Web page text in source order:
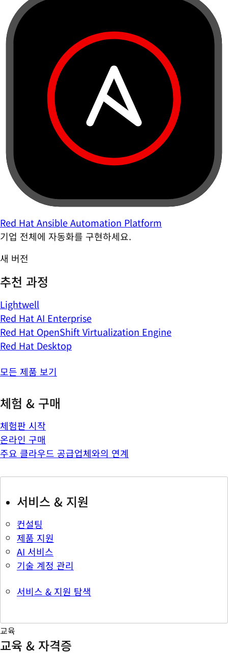
Red Hat Ansible Automation Platform
기업 전체에 자동화를 구현하세요.
새 버전
추천 과정
Lightwell
Red Hat AI Enterprise
Red Hat OpenShift Virtualization Engine
Red Hat Desktop
모든 제품 보기
체험 & 구매
체험판 시작
온라인 구매
주요 클라우드 공급업체와의 연계
서비스 & 지원
컨설팅
제품 지원
AI 서비스
기술 계정 관리
서비스 & 지원 탐색
교육
교육 & 자격증